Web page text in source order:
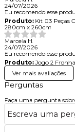
24/07/2026
Eu recomendo esse
Produto:Kit 03 Peças
280cm x 260cm
Marcela H.
24/07/2026
Eu recomendo esse
Produto:Jogo 2
Ver mais avaliações
Perguntas
Faça uma pergunta